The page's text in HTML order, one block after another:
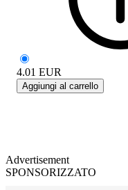
4.01 EUR
Aggiungi al carrello
Advertisement
SPONSORIZZATO